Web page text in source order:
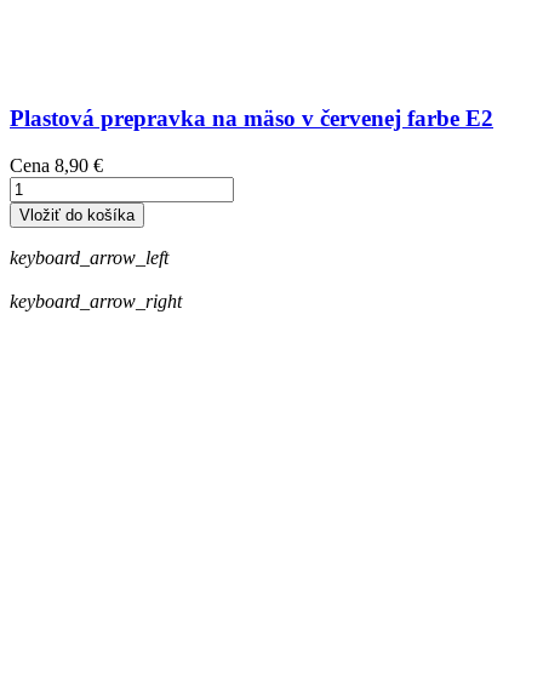
Plastová prepravka na mäso v červenej farbe E2
Cena 8,90 €
Vložiť do košíka
keyboard_arrow_left
keyboard_arrow_right